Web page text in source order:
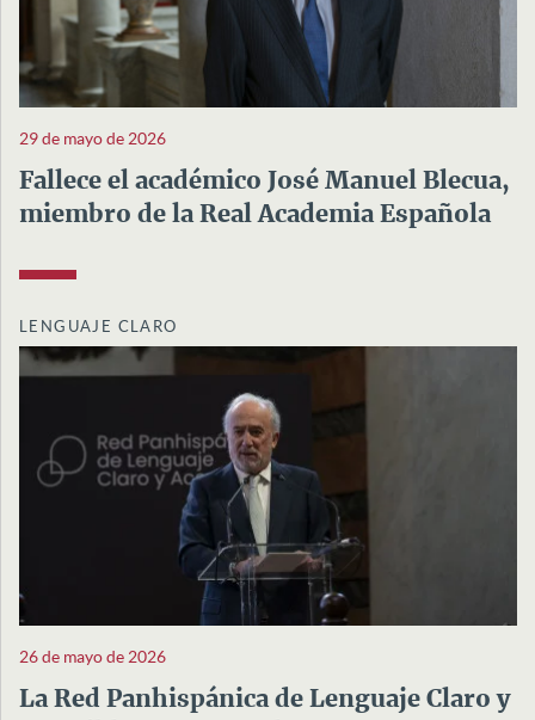
29 de mayo de 2026
Fallece el académico José Manuel Blecua,
miembro de la Real Academia Española
LENGUAJE CLARO
26 de mayo de 2026
La Red Panhispánica de Lenguaje Claro y